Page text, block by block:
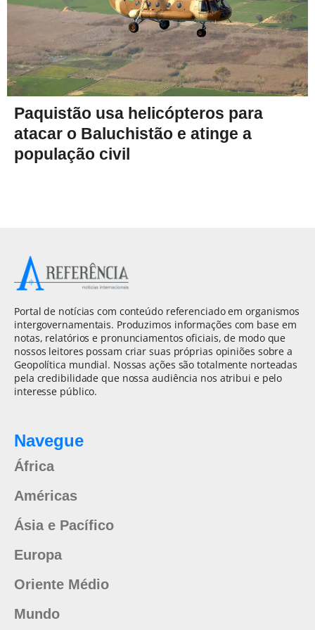
Paquistão usa helicópteros para
atacar o Baluchistão e atinge a
população civil
Portal de notícias com conteúdo referenciado em organismos
intergovernamentais. Produzimos informações com base em
notas, relatórios e pronunciamentos oficiais, de modo que
nossos leitores possam criar suas próprias opiniões sobre a
Geopolítica mundial. Nossas ações são totalmente norteadas
pela credibilidade que nossa audiência nos atribui e pelo
interesse público.
Navegue
África
Américas
Ásia e Pacífico
Europa
Oriente Médio
Mundo